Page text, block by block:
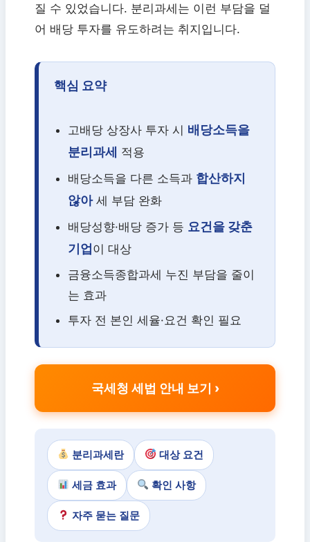
질 수 있었습니다. 분리과세는 이런 부담을 덜
어 배당 투자를 유도하려는 취지입니다.
핵심 요약
고배당 상장사 투자 시 배당소득을
분리과세 적용
배당소득을 다른 소득과 합산하지
않아세 부담 완화
배당성향·배당 증가 등 요건을 갖춘
기업이 대상
금융소득종합과세 누진 부담을 줄이
는 효과
투자 전 본인 세율·요건 확인 필요
국세청 세법 안내 보기
분리과세란 대상 요건
세금 효과 확인 사항
자주 묻는 질문